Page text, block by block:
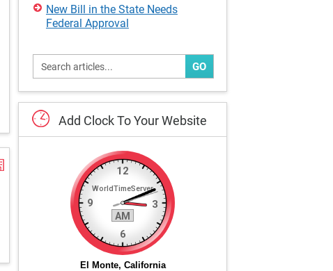
New Bill in the State Needs
Federal Approval
GO
Add ClockToYourWebsite